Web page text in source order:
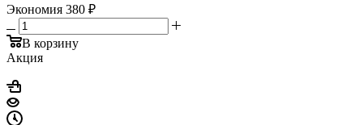
Экономия 380 ₽
В корзину
Акция